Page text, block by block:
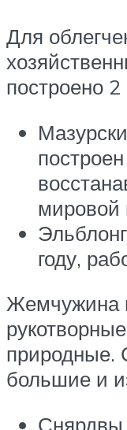
Для
построено 2
мировой
году,
Жемчужина
природные.
большие и
Снярдвы